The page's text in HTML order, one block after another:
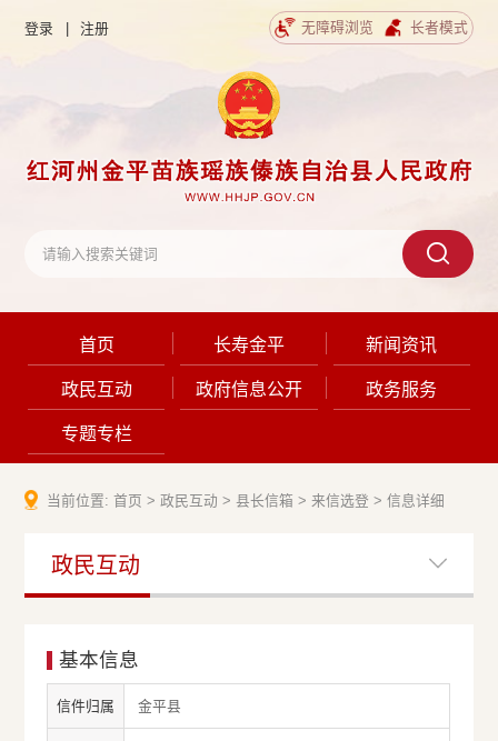
登录 | 注册 无障碍浏览 长者模式
首页 长寿金平 新闻资讯
政民互动 政府信息公开 政务服务
专题专栏
当前位置:首页 >政民互动 >县长信箱 >来信选登 >信息详细
政民互动
基本信息
信件归属 金平县